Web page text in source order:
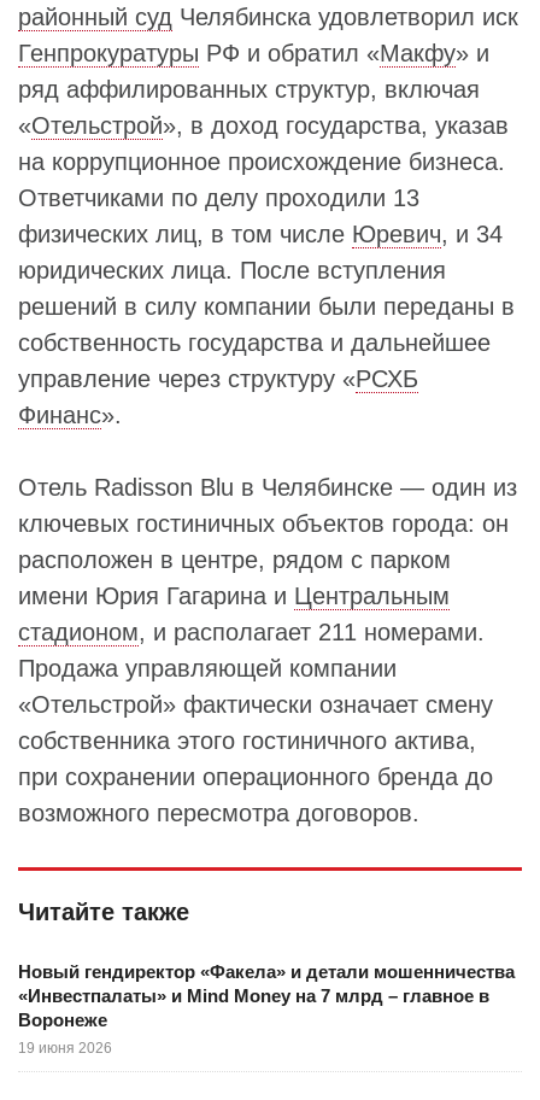
районный суд Челябинска удовлетворил иск
Генпрокуратуры РФ и обратил «Макфу» и
ряд аффилированных структур, включая
«Отельстрой», в доход государства, указав
на коррупционное происхождение бизнеса.
Ответчиками по делу проходили 13
физических лиц, в том числе Юревич, и 34
юридических лица. После вступления
решений в силу компании были переданы в
собственность государства и дальнейшее
управление через структуру «РСХБ
Финанс».
Отель Radisson Blu в Челябинске — один из
ключевых гостиничных объектов города: он
расположен в центре, рядом с парком
имени Юрия Гагарина и Центральным
стадионом, и располагает 211 номерами.
Продажа управляющей компании
«Отельстрой» фактически означает смену
собственника этого гостиничного актива,
при сохранении операционного бренда до
возможного пересмотра договоров.
Читайте также
Новый гендиректор «Факела» и детали мошенничества
«Инвестпалаты» и Mind Money на 7 млрд – главное в
Воронеже
19 июня 2026